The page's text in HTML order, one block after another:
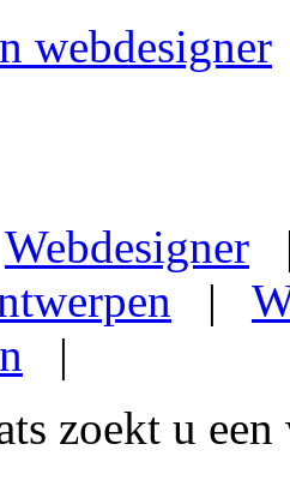
webdesigner
Webdesigner
|
|
zoekt u een